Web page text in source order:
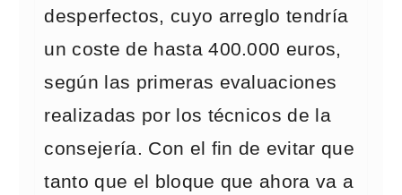
desperfectos, cuyo arreglo tendría
un coste de hasta 400.000 euros,
según las primeras evaluaciones
realizadas por los técnicos de la
consejería. Con el fin de evitar que
tanto que el bloque que ahora va a